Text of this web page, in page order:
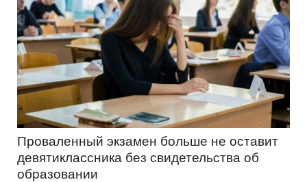
Проваленный экзамен больше не оставит
девятиклассника без свидетельства об
образовании